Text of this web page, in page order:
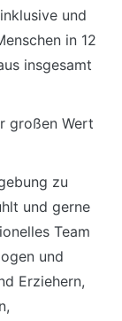
und
in 12
insgesamt
großen Wert
zu
und gerne
Team
und
Erziehern,